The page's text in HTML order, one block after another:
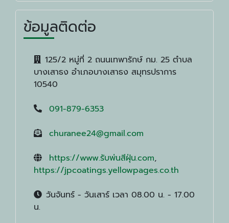
ข้อมูลติดต่อ
125/2 หมู่ที่ 2 ถนนเทพารักษ์ กม. 25 ตำบล
บางเสาธง อำเภอบางเสาธง สมุทรปราการ
10540
091-879-6353
churanee24@gmail.com
https://www.รับพ่นสีฝุ่น.com,
https://jpcoatings.yellowpages.co.th
วันจันทร์ - วันเสาร์ เวลา 08.00 น. - 17.00
น.